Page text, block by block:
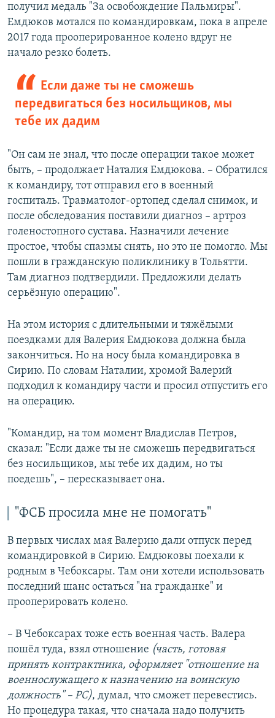
получил медаль "За освобождение Пальмиры".
Емдюков мотался по командировкам, пока в апреле
2017 года прооперированное колено вдруг не
начало резко болеть.
Если даже ты не сможешь
передвигаться без носильщиков, мы
тебе их дадим
"Он сам не знал, что после операции такое может
быть, – продолжает Наталия Емдюкова. – Обратился
к командиру, тот отправил его в военный
госпиталь. Травматолог-ортопед сделал снимок, и
после обследования поставили диагноз – артроз
голеностопного сустава. Назначили лечение
простое, чтобы спазмы снять, но это не помогло. Мы
пошли в гражданскую поликлинику в Тольятти.
Там диагноз подтвердили. Предложили делать
серьёзную операцию".
На этом история с длительными и тяжёлыми
поездками для Валерия Емдюкова должна была
закончиться. Но на носу была командировка в
Сирию. По словам Наталии, хромой Валерий
подходил к командиру части и просил отпустить его
на операцию.
"Командир, на том момент Владислав Петров,
сказал: "Если даже ты не сможешь передвигаться
без носильщиков, мы тебе их дадим, но ты
поедешь", – пересказывает она.
"ФСБ просила мне не помогать"
В первых числах мая Валерию дали отпуск перед
командировкой в Сирию. Емдюковы поехали к
родным в Чебоксары. Там они хотели использовать
последний шанс остаться "на гражданке" и
прооперировать колено.
– В Чебоксарах тоже есть военная часть. Валера
пошёл туда, взял отношение (часть, готовая
принять контрактника, оформляет "отношение на
военнослужащего к назначению на воинскую
должность" – РС), думал, что сможет перевестись.
Но процедура такая, что сначала надо получить